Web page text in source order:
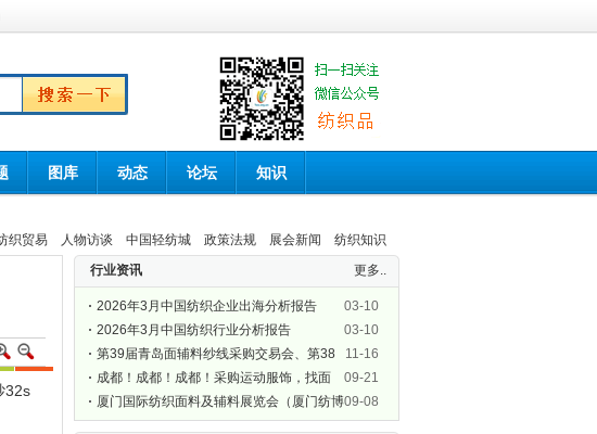
图库 动态 论坛 知识
织贸易 人物访谈 中国轻纺城 政策法规 展会新闻 纺织知识
32s
更多..
行业资讯
03-10
2026年3月中国纺织企业出海分析报告
03-10
2026年3月中国纺织行业分析报告
11-16
第39届青岛面辅料纱线采购交易会、第38
届青岛纺织服装采购交易会盛大开幕
09-21
成都！成都！成都！采购运动服饰，找面
料，GOFE来了！
09-08
厦门国际纺织面料及辅料展览会（厦门纺博
会）即将开展啦！